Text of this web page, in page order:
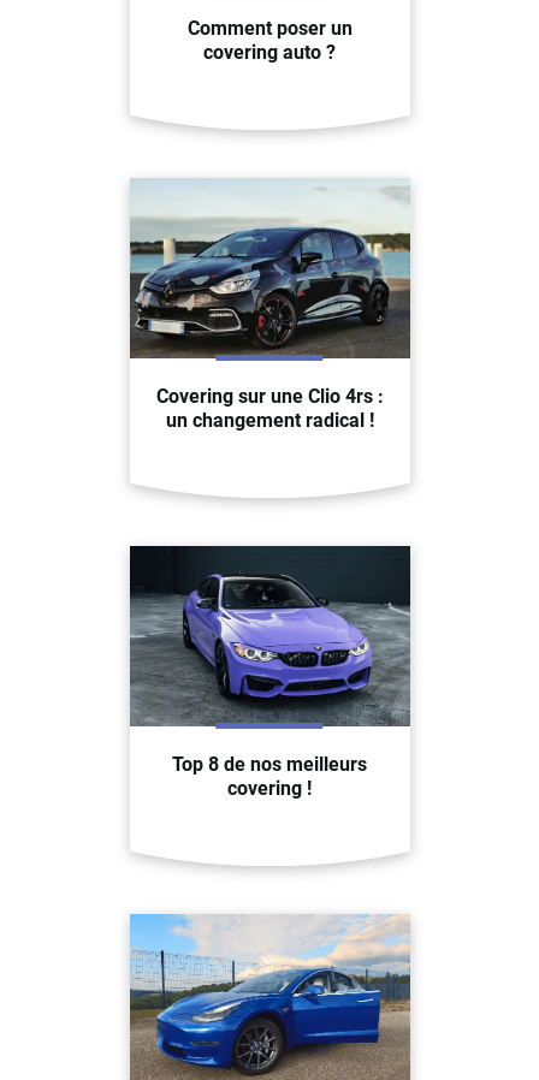
Comment poser un
covering auto ?
Covering sur une Clio 4rs :
un changement radical !
Top 8 de nos meilleurs
covering !